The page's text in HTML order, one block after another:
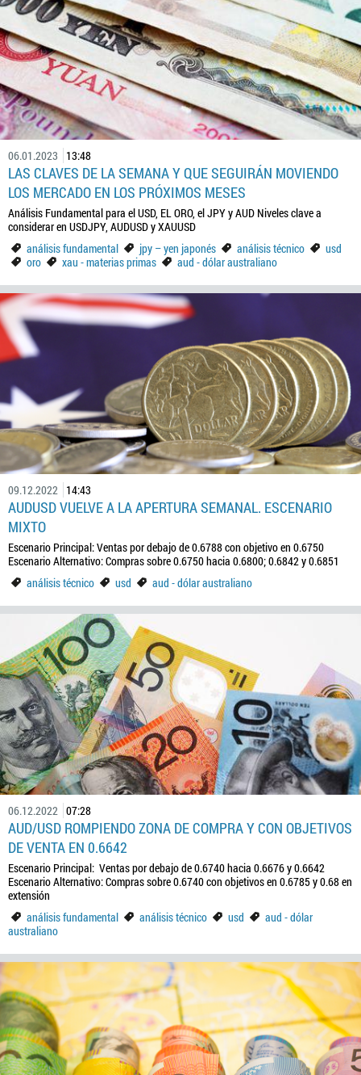
06.01.2023 13:48
LAS CLAVES DE LA SEMANA Y QUE SEGUIRÁN MOVIENDO
LOS MERCADO EN LOS PRÓXIMOS MESES
Análisis Fundamental para el USD, EL ORO, el JPY y AUD Niveles clave a
considerar en USDJPY, AUDUSD y XAUUSD
análisis fundamental
jpy – yen japonés análisis técnico
usd
oro
xau - materias primas aud - dólar australiano
09.12.2022 14:43
AUDUSD VUELVE A LA APERTURA SEMANAL. ESCENARIO
MIXTO
Escenario Principal: Ventas por debajo de 0.6788 con objetivo en 0.6750
Escenario Alternativo: Compras sobre 0.6750 hacia 0.6800; 0.6842 y 0.6851
análisis técnico
usd aud - dólar australiano
06.12.2022 07:28
AUD/USD ROMPIENDO ZONA DE COMPRA Y CON OBJETIVOS
DE VENTA EN 0.6642
Escenario Principal: Ventas por debajo de 0.6740 hacia 0.6676 y 0.6642
Escenario Alternativo: Compras sobre 0.6740 con objetivos en 0.6785 y 0.68 en
extensión
análisis fundamental
análisis técnico usd
aud - dólar
australiano